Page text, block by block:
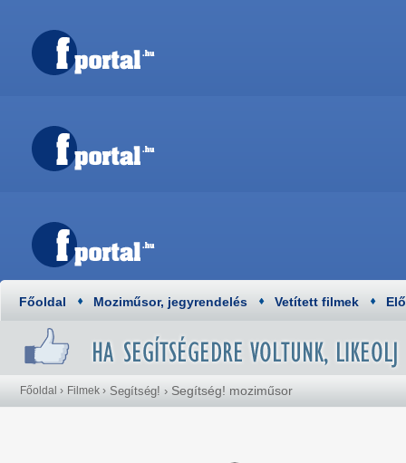
Főoldal Moziműsor, jegyrendelés Vetített filmek
Főoldal › Filmek › Segítség! › Segítség! moziműsor